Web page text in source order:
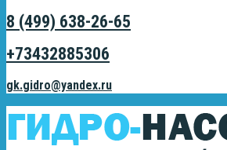
8 (499) 638-26-65
+73432885306
gk.gidro@yandex.ru